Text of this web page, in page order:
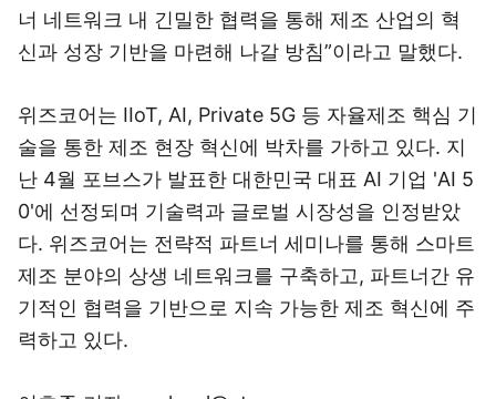
너 네트워크 내 긴밀한 협력을 통해 제조 산업의 혁
신과 성장 기반을 마련해 나갈 방침”이라고 말했다.
위즈코어는 IIoT, AI, Private 5G 등 자율제조 핵심 기
술을 통한 제조 현장 혁신에 박차를 가하고 있다. 지
난 4월 포브스가 발표한 대한민국 대표 AI 기업 'AI 5
0'에 선정되며 기술력과 글로벌 시장성을 인정받았
다. 위즈코어는 전략적 파트너 세미나를 통해 스마트
제조 분야의 상생 네트워크를 구축하고, 파트너간 유
기적인 협력을 기반으로 지속 가능한 제조 혁신에 주
력하고 있다.